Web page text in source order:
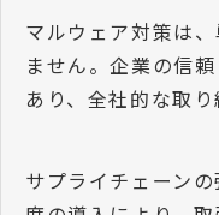
マルウェア対策は
ません。企業の信
あり、全社的な取り
サプライチェーン